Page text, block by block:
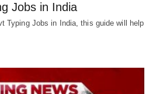
Jobs in India
Typing Jobs in India, this guide will help